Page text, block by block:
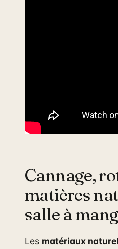
Cannage,
matières
salle à
Les matériaux